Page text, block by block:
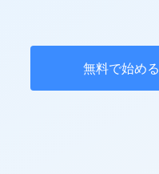
無料で始める